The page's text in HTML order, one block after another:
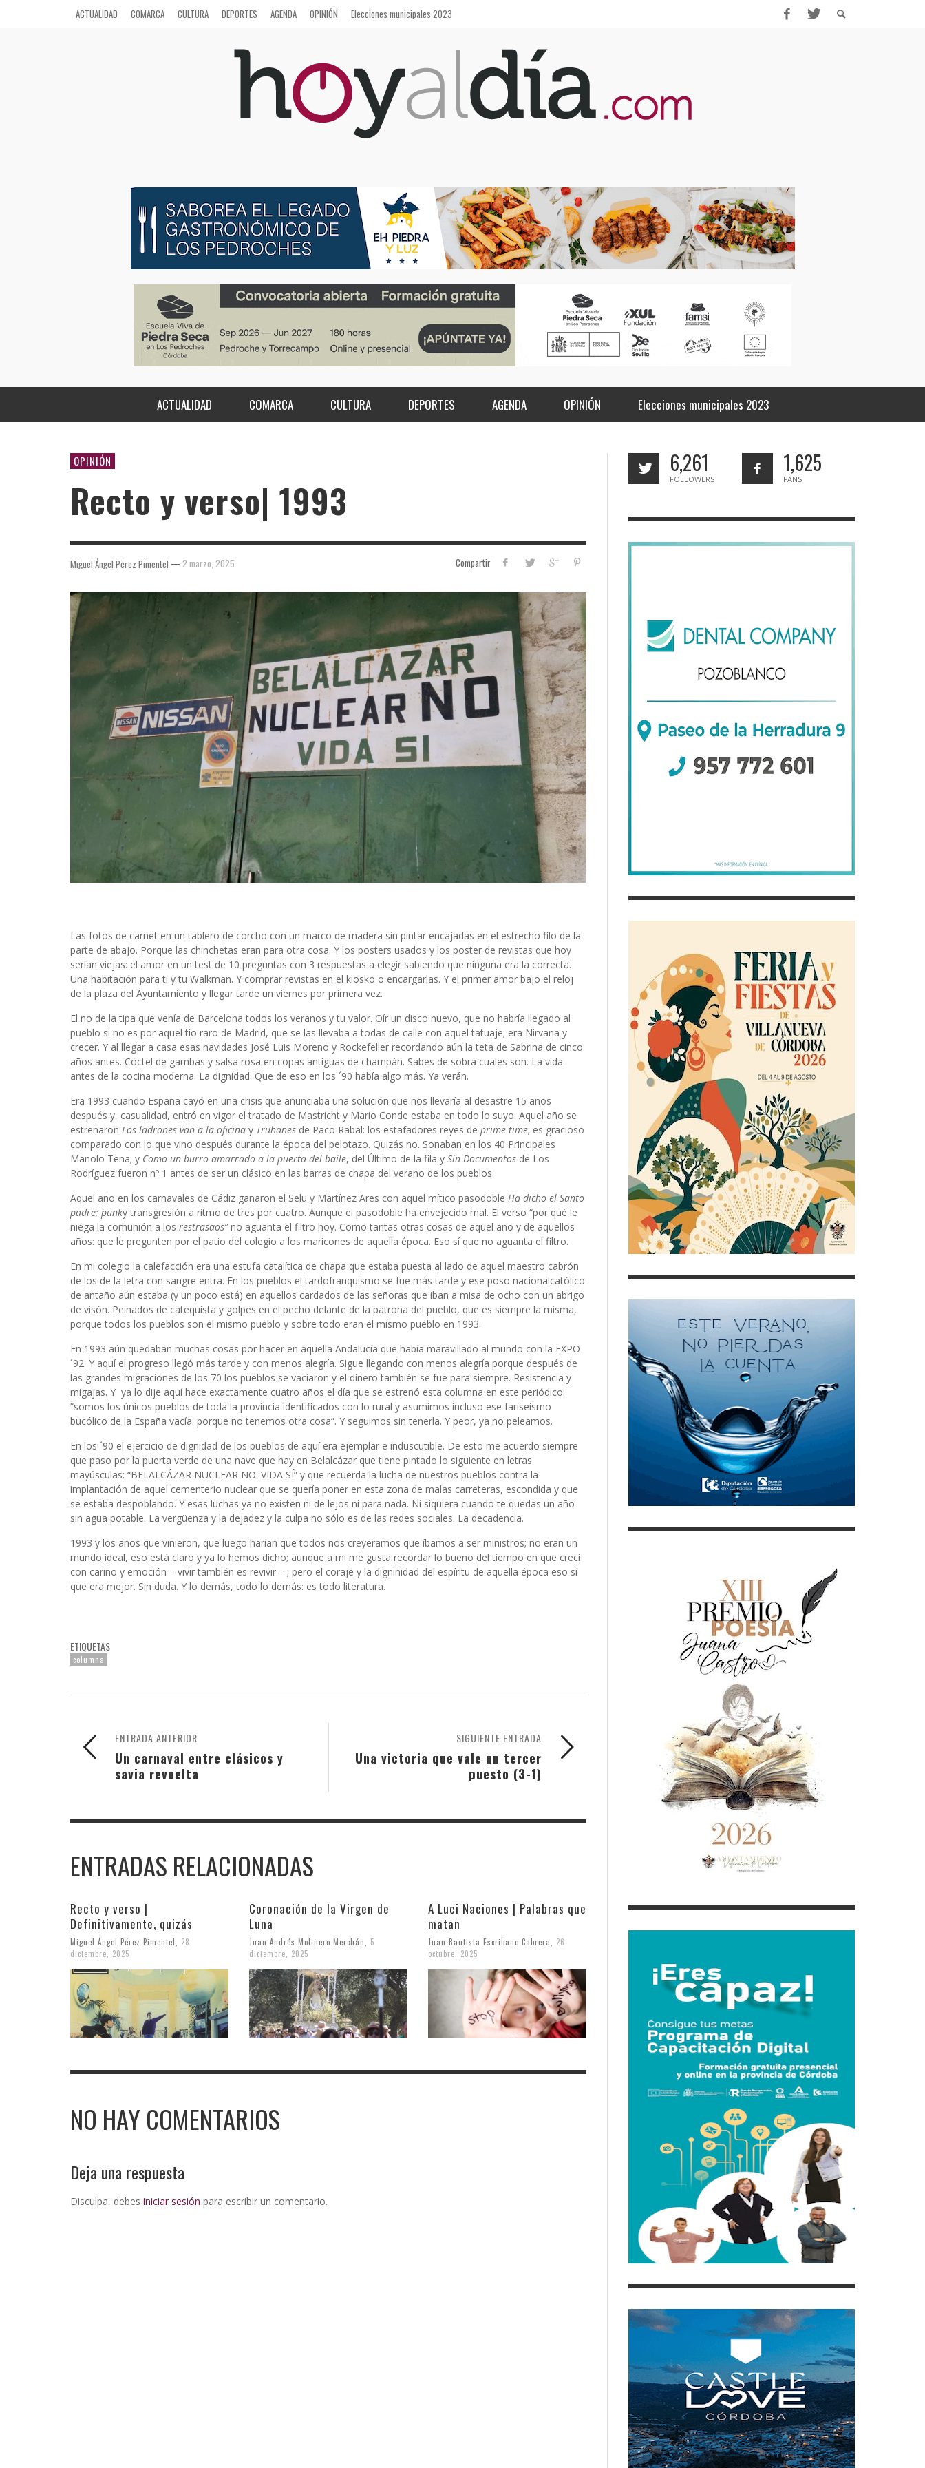
ACTUALIDAD COMARCA CULTURA DEPORTES AGENDA OPINIÓN Elecciones municipales 2023
ACTUALIDAD COMARCA CULTURA DEPORTES AGENDA OPINIÓN Elecciones municipales 2023
OPINIÓN
Recto y verso| 1993
Compartir
Miguel Ángel Pérez Pimentel — 2 marzo, 2025
Las fotos de carnet en un tablero de corcho con un marco de madera sin pintar encajadas en el estrecho filo de la
parte de abajo. Porque las chinchetas eran para otra cosa. Y los posters usados y los poster de revistas que hoy
serían viejas: el amor en un test de 10 preguntas con 3 respuestas a elegir sabiendo que ninguna era la correcta.
Una habitación para ti y tu Walkman. Y comprar revistas en el kiosko o encargarlas. Y el primer amor bajo el reloj
de la plaza del Ayuntamiento y llegar tarde un viernes por primera vez.
El no de la tipa que venía de Barcelona todos los veranos y tu valor. Oír un disco nuevo, que no habría llegado al
pueblo si no es por aquel tío raro de Madrid, que se las llevaba a todas de calle con aquel tatuaje; era Nirvana y
crecer. Y al llegar a casa esas navidades José Luis Moreno y Rockefeller recordando aún la teta de Sabrina de cinco
años antes. Cóctel de gambas y salsa rosa en copas antiguas de champán. Sabes de sobra cuales son. La vida
antes de la cocina moderna. La dignidad. Que de eso en los ´90 había algo más. Ya verán.
Era 1993 cuando España cayó en una crisis que anunciaba una solución que nos llevaría al desastre 15 años
después y, casualidad, entró en vigor el tratado de Mastricht y Mario Conde estaba en todo lo suyo. Aquel año se
estrenaron Los ladrones van a la oficina y Truhanes de Paco Rabal: los estafadores reyes de prime time; es gracioso
comparado con lo que vino después durante la época del pelotazo. Quizás no. Sonaban en los 40 Principales
Manolo Tena; y Como un burro amarrado a la puerta del baile, del Último de la fila y Sin Documentos de Los
Rodríguez fueron nº 1 antes de ser un clásico en las barras de chapa del verano de los pueblos.
Aquel año en los carnavales de Cádiz ganaron el Selu y Martínez Ares con aquel mítico pasodoble Ha dicho el Santo
padre; punky transgresión a ritmo de tres por cuatro. Aunque el pasodoble ha envejecido mal. El verso “por qué le
niega la comunión a los restrasaos”no aguanta el filtro hoy. Como tantas otras cosas de aquel año y de aquellos
años: que le pregunten por el patio del colegio a los maricones de aquella época. Eso sí que no aguanta el filtro.
En mi colegio la calefacción era una estufa catalítica de chapa que estaba puesta al lado de aquel maestro cabrón
de los de la letra con sangre entra. En los pueblos el tardofranquismo se fue más tarde y ese poso nacionalcatólico
de antaño aún estaba (y un poco está) en aquellos cardados de las señoras que iban a misa de ocho con un abrigo
de visón. Peinados de catequista y golpes en el pecho delante de la patrona del pueblo, que es siempre la misma,
porque todos los pueblos son el mismo pueblo y sobre todo eran el mismo pueblo en 1993.
En 1993 aún quedaban muchas cosas por hacer en aquella Andalucía que había maravillado al mundo con la EXPO
´92. Y aquí el progreso llegó más tarde y con menos alegría. Sigue llegando con menos alegría porque después de
las grandes migraciones de los 70 los pueblos se vaciaron y el dinero también se fue para siempre. Resistencia y
migajas. Y ya lo dije aquí hace exactamente cuatro años el día que se estrenó esta columna en este periódico:
“somos los únicos pueblos de toda la provincia identificados con lo rural y asumimos incluso ese fariseísmo
bucólico de la España vacía: porque no tenemos otra cosa”. Y seguimos sin tenerla. Y peor, ya no peleamos.
En los ´90 el ejercicio de dignidad de los pueblos de aquí era ejemplar e induscutible. De esto me acuerdo siempre
que paso por la puerta verde de una nave que hay en Belalcázar que tiene pintado lo siguiente en letras
mayúsculas: “BELALCÁZAR NUCLEAR NO. VIDA SÍ” y que recuerda la lucha de nuestros pueblos contra la
implantación de aquel cementerio nuclear que se quería poner en esta zona de malas carreteras, escondida y que
se estaba despoblando. Y esas luchas ya no existen ni de lejos ni para nada. Ni siquiera cuando te quedas un año
sin agua potable. La vergüenza y la dejadez y la culpa no sólo es de las redes sociales. La decadencia.
1993 y los años que vinieron, que luego harían que todos nos creyeramos que íbamos a ser ministros; no eran un
mundo ideal, eso está claro y ya lo hemos dicho; aunque a mí me gusta recordar lo bueno del tiempo en que crecí
con cariño y emoción – vivir también es revivir – ; pero el coraje y la digninidad del espíritu de aquella época eso sí
que era mejor. Sin duda. Y lo demás, todo lo demás: es todo literatura.
ETIQUETAS
columna
SIGUIENTE ENTRADA
Una victoria que vale un tercer
puesto (3-1)
ENTRADA ANTERIOR
Un carnaval entre clásicos y
savia revuelta
ENTRADAS RELACIONADAS
Recto y verso |
Definitivamente, quizás
Miguel Ángel Pérez Pimentel
28
diciembre, 2025
Coronación de la Virgen de
Luna
Juan Andrés Molinero Merchán
5
diciembre, 2025
A Luci Naciones | Palabras que
matan
Juan Bautista Escribano Cabrera
26
octubre, 2025
NO HAY COMENTARIOS
Deja una respuesta
Disculpa, debes iniciar sesión para escribir un comentario.
6,261
FOLLOWERS
1,625
FANS